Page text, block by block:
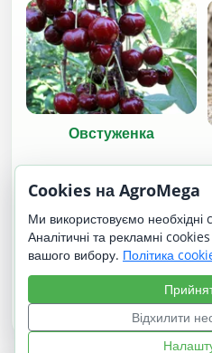
Овстуженка
Cookies на AgroMega
Ми використовуємо
Аналітичні та рекламні
вашого вибору. Політика
Відхилити